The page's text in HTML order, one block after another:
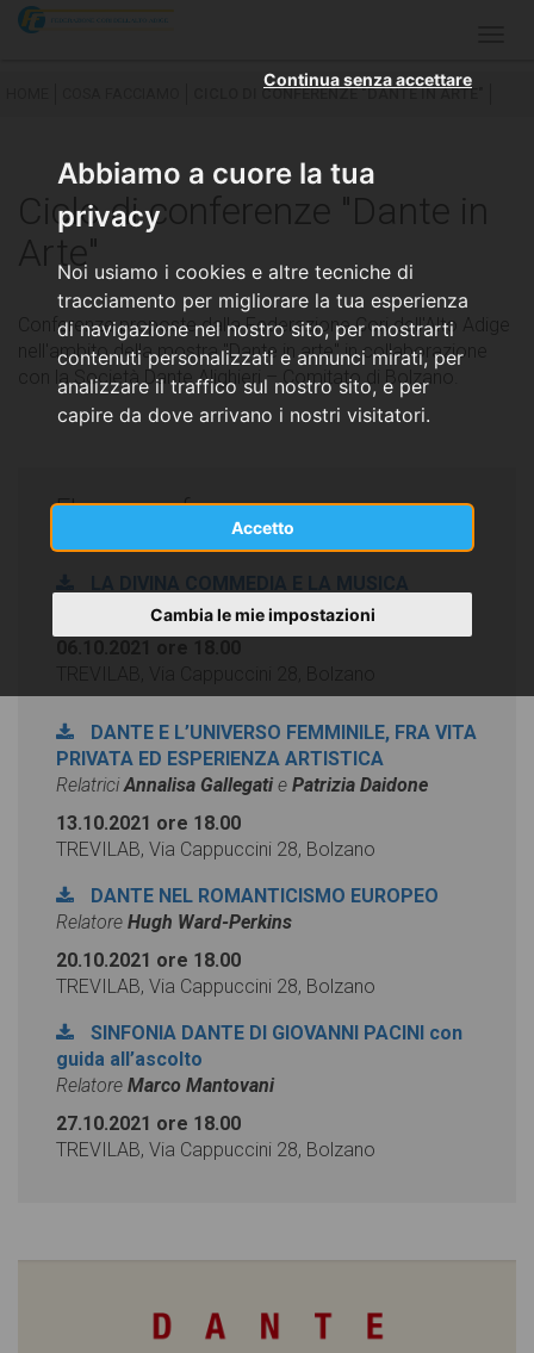
Abbiamo a cuore la tua
privacy
Noi usiamo i cookies e altre tecniche di
tracciamento per migliorare la tua esperienza
di navigazione nel nostro sito, per mostrarti
contenuti personalizzati e annunci mirati, per
analizzare il traffico sul nostro sito, e per
capire da dove arrivano i nostri visitatori.
Accetto
Continua senza accettare
Cambia le mie impostazioni
CICLO DI CONFERENZE "DANTE IN ARTE"
Ciclo di conferenze "Dante in
Arte"
Conferenze proposte dalla Federazione Cori dell'Alto Adige
nell'ambito della mostra "Dante in arte" in collaborazione
con la Società Dante Alighieri – Comitato di Bolzano.
Elenco conferenze
Emanuela Negri
DANTE E L’UNIVERSO FEMMINILE, FRA VITA
PRIVATA ED ESPERIENZA ARTISTICA
RelatriciAnnalisa Gallegati e Patrizia Daidone
13.10.2021 ore 18.00
TREVILAB, Via Cappuccini 28, Bolzano
DANTE NEL ROMANTICISMO EUROPEO
Relatore Hugh Ward-Perkins
20.10.2021 ore 18.00
TREVILAB, Via Cappuccini 28, Bolzano
SINFONIA DANTE DI GIOVANNI PACINI con
guida all’ascolto
Relatore Marco Mantovani
27.10.2021 ore 18.00
TREVILAB, Via Cappuccini 28, Bolzano